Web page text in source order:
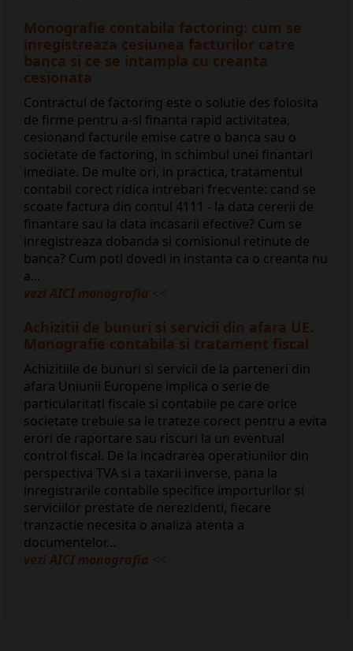
Monografie contabila factoring: cum se
inregistreaza cesiunea facturilor catre
banca si ce se intampla cu creanta
cesionata
Contractul de factoring este o solutie des folosita
de firme pentru a-si finanta rapid activitatea,
cesionand facturile emise catre o banca sau o
societate de factoring, in schimbul unei finantari
imediate. De multe ori, in practica, tratamentul
contabil corect ridica intrebari frecvente: cand se
scoate factura din contul 4111 - la data cererii de
finantare sau la data incasarii efective? Cum se
inregistreaza dobanda si comisionul retinute de
banca? Cum poti dovedi in instanta ca o creanta nu
a...
vezi AICI monografia <<
Achizitii de bunuri si servicii din afara UE.
Monografie contabila si tratament fiscal
Achizitiile de bunuri si servicii de la parteneri din
afara Uniunii Europene implica o serie de
particularitati fiscale si contabile pe care orice
societate trebuie sa le trateze corect pentru a evita
erori de raportare sau riscuri la un eventual
control fiscal. De la incadrarea operatiunilor din
perspectiva TVA si a taxarii inverse, pana la
inregistrarile contabile specifice importurilor si
serviciilor prestate de nerezidenti, fiecare
tranzactie necesita o analiza atenta a
documentelor...
vezi AICI monografia <<